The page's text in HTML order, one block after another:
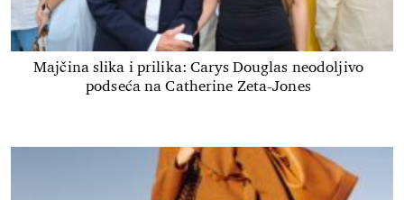
Majčina slika i prilika: Carys Douglas neodoljivo
podseća na Catherine Zeta-Jones